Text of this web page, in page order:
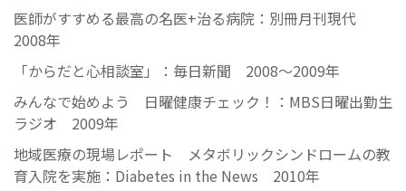
医師がすすめる最高の名医+治る病院：別冊月刊現代
2008年
「からだと心相談室」：毎日新聞 2008～2009年
みんなで始めよう 日曜健康チェック！：MBS日曜出勤生
ラジオ 2009年
地域医療の現場レポート メタボリックシンドロームの教
育入院を実施：Diabetes in the News 2010年